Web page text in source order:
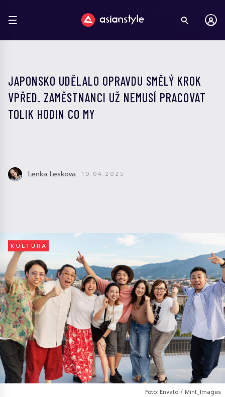
JAPONSKO UDĚLALO OPRAVDU SMĚLÝ KROK
VPŘED. ZAMĚSTNANCI UŽ NEMUSÍ PRACOVAT
TOLIK HODIN CO MY
Lenka Leskova 10.04.2025
KULTURA
Foto: Envato / Mint_Images